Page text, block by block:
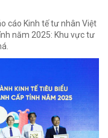
cáo Kinh tế tư nhân Việt
năm 2025: Khu vực tư